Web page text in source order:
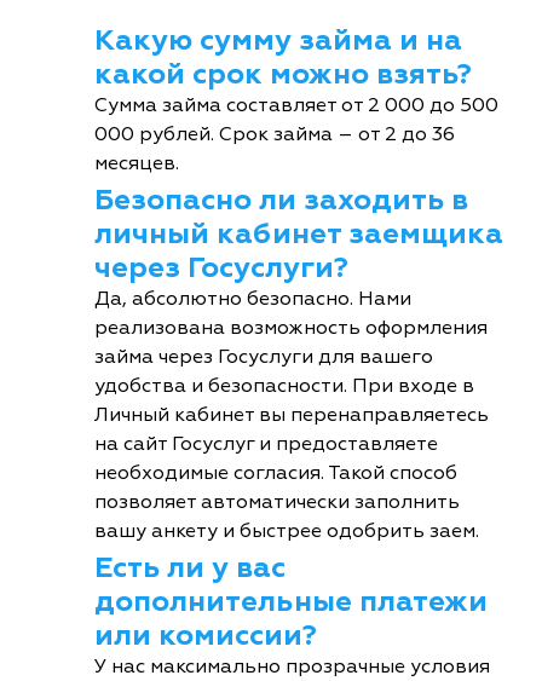
Какую сумму займа и на
какой срок можно взять?
Сумма займа составляет от 2 000 до 500
000 рублей. Срок займа – от 2 до 36
месяцев.
Безопасно ли заходить в
личный кабинет заемщика
через Госуслуги?
Да, абсолютно безопасно. Нами
реализована возможность оформления
займа через Госуслуги для вашего
удобства и безопасности. При входе в
Личный кабинет вы перенаправляетесь
на сайт Госуслуг и предоставляете
необходимые согласия. Такой способ
позволяет автоматически заполнить
вашу анкету и быстрее одобрить заем.
Есть ли у вас
дополнительные платежи
или комиссии?
У нас максимально прозрачные условия